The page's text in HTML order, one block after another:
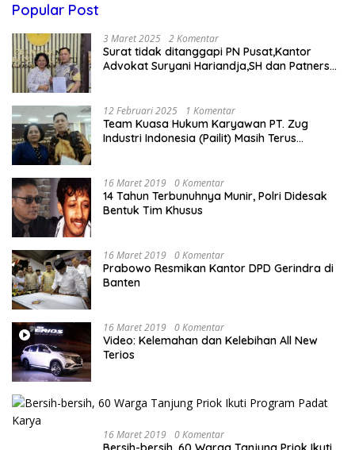
Popular Post
3 Maret 2025 2 Komentar
Surat tidak ditanggapi PN Pusat,Kantor
Advokat Suryani Hariandja,SH dan Patners
12 Februari 2025 1 Komentar
Team Kuasa Hukum Karyawan PT. Zug
Industri Indonesia (Pailit) Masih Terus
16 Maret 2019 0 Komentar
14 Tahun Terbunuhnya Munir, Polri Didesak
Bentuk Tim Khusus
16 Maret 2019 0 Komentar
Prabowo Resmikan Kantor DPD Gerindra di
Banten
16 Maret 2019 0 Komentar
Video: Kelemahan dan Kelebihan All New
Terios
16 Maret 2019 0 Komentar